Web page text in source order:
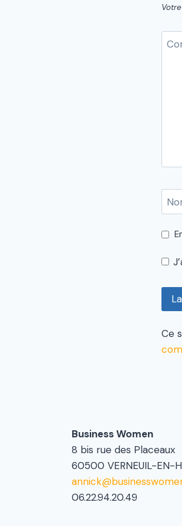
Ce
Business Women
8 bis rue des Placeaux
60500 VERNEUIL-EN-
06.22.94.20.49